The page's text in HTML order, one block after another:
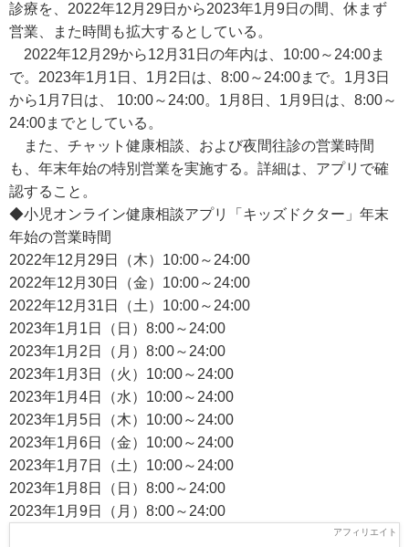
診療を、2022年12月29日から2023年1月9日の間、休まず
営業、また時間も拡大するとしている。
2022年12月29から12月31日の年内は、10:00～24:00ま
で。2023年1月1日、1月2日は、8:00～24:00まで。1月3日
から1月7日は、 10:00～24:00。1月8日、1月9日は、8:00～
24:00までとしている。
また、チャット健康相談、および夜間往診の営業時間
も、年末年始の特別営業を実施する。詳細は、アプリで確
認すること。
◆小児オンライン健康相談アプリ「キッズドクター」年末
年始の営業時間
2022年12月29日（木）10:00～24:00
2022年12月30日（金）10:00～24:00
2022年12月31日（土）10:00～24:00
2023年1月1日（日）8:00～24:00
2023年1月2日（月）8:00～24:00
2023年1月3日（火）10:00～24:00
2023年1月4日（水）10:00～24:00
2023年1月5日（木）10:00～24:00
2023年1月6日（金）10:00～24:00
2023年1月7日（土）10:00～24:00
2023年1月8日（日）8:00～24:00
2023年1月9日（月）8:00～24:00